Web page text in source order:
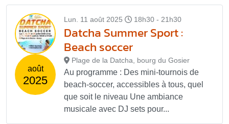
août
2025
Lun. 11 août 2025 18h30 - 21h30
Datcha Summer Sport :
Beach soccer
Plage de la Datcha, bourg du Gosier
Au programme : Des mini-tournois de
beach-soccer, accessibles à tous, quel
que soit le niveau Une ambiance
musicale avec DJ sets pour...